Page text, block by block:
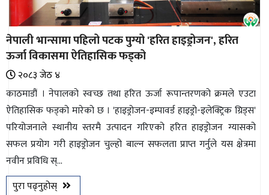
नेपाली भान्सामा पहिलो पटक पुग्यो 'हरित हाइड्रोजन', हरित
ऊर्जा विकासमा ऐतिहासिक फड्को
२०८३ जेठ ४
काठमाडौं । नेपालको स्वच्छ तथा हरित ऊर्जा रूपान्तरणको क्रमले एउटा
ऐतिहासिक फड्को मारेको छ । 'हाइड्रोजन-इम्पावर्ड हाइड्रो-इलेक्ट्रिक ग्रिड्स'
परियोजनाले स्थानीय स्तरमै उत्पादन गरिएको हरित हाइड्रोजन ग्यासको
सफल प्रयोग गरी हाइड्रोजन चुल्हो बाल्न सफलता प्राप्त गर्नुले यस क्षेत्रमा
नवीन प्रविधि स्...
पुरा पढ्नुहोस्